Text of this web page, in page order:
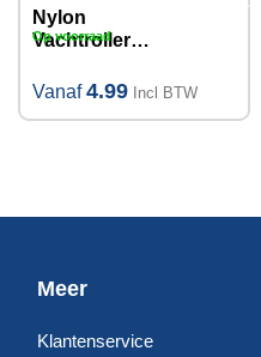
Nylon
Vachtroller
Beugel
Vanaf4.99 Incl BTW
Op voorraad
Meer
Klantenservice